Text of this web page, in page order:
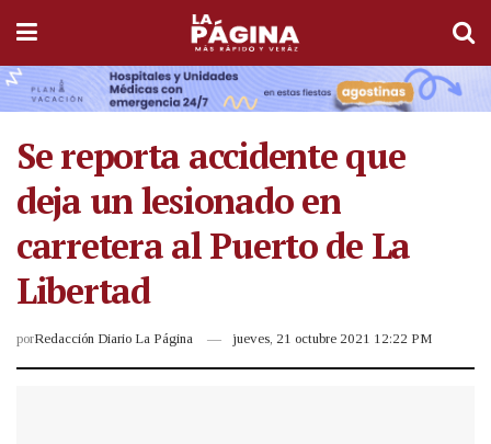
Se reporta accidente que
deja un lesionado en
carretera al Puerto de La
Libertad
porRedacción Diario La Página jueves, 21 octubre 2021 12:22 PM